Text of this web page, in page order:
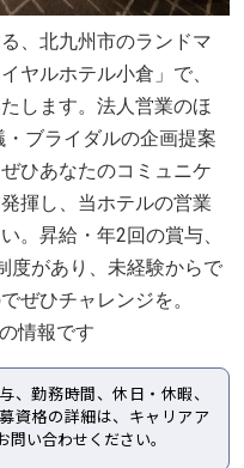
、北九州市のランドマ
ヤルホテル小倉」で、
します。法人営業のほ
ブライダルの企画提案
ひあなたのコミュニケ
揮し、当ホテルの営業
。昇給・年2回の賞与、
度があり、未経験からで
ぜひチャレンジを。
情報です
、勤務時間、休日・休暇、
資格の詳細は、キャリアア
問い合わせください。